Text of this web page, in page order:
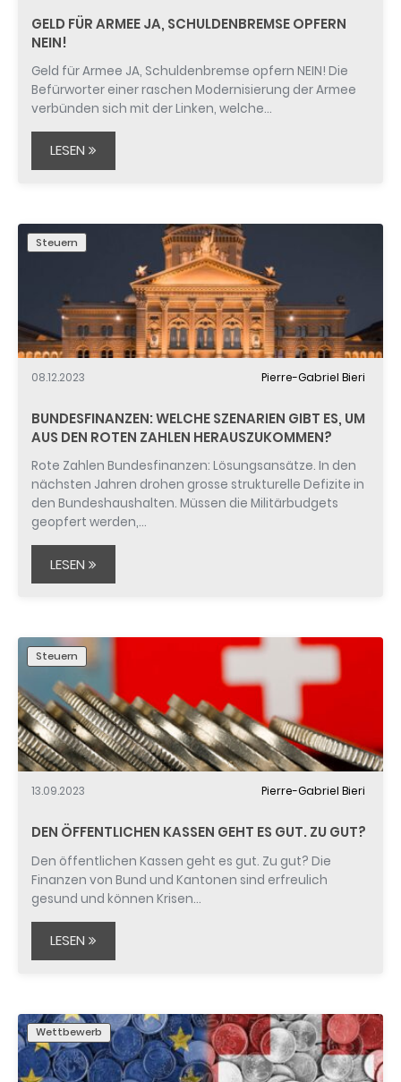
GELD FÜR ARMEE JA, SCHULDENBREMSE OPFERN
NEIN!
Geld für Armee JA, Schuldenbremse opfern NEIN! Die
Befürworter einer raschen Modernisierung der Armee
verbünden sich mit der Linken, welche…
LESEN
Steuern
08.12.2023 Pierre-Gabriel Bieri
BUNDESFINANZEN: WELCHE SZENARIEN GIBT ES, UM
AUS DEN ROTEN ZAHLEN HERAUSZUKOMMEN?
Rote Zahlen Bundesfinanzen: Lösungsansätze. In den
nächsten Jahren drohen grosse strukturelle Defizite in
den Bundeshaushalten. Müssen die Militärbudgets
geopfert werden,…
LESEN
Steuern
13.09.2023 Pierre-Gabriel Bieri
DEN ÖFFENTLICHEN KASSEN GEHT ES GUT. ZU GUT?
Den öffentlichen Kassen geht es gut. Zu gut? Die
Finanzen von Bund und Kantonen sind erfreulich
gesund und können Krisen…
LESEN
Wettbewerb